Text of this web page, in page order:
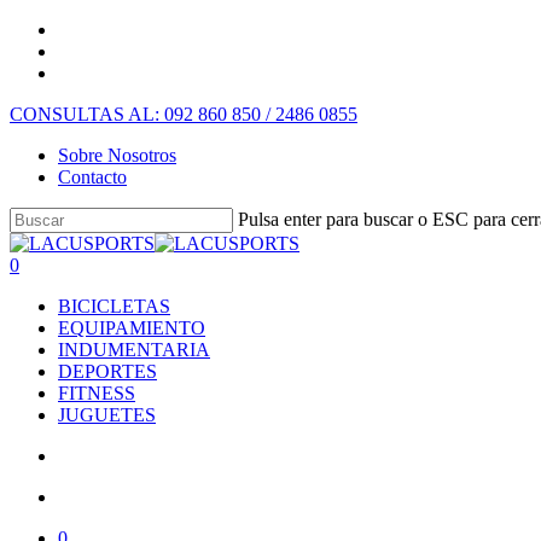
CONSULTAS AL: 092 860 850 / 2486 0855
Sobre Nosotros
Contacto
Pulsa enter para buscar o ESC para
0
BICICLETAS
EQUIPAMIENTO
INDUMENTARIA
DEPORTES
FITNESS
JUGUETES